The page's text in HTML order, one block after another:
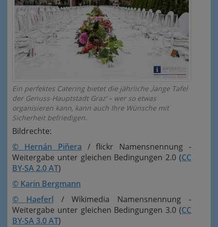
Ein perfektes Catering bietet die jährliche ‚lange Tafel
der Genuss-Hauptstadt Graz‘ – wer so etwas
organisieren kann, kann auch Ihre Wünsche mit
Sicherheit befriedigen.
Bildrechte:
© Hernán Piñera / flickr Namensnennung -
Weitergabe unter gleichen Bedingungen 2.0 (CC
BY-SA 2.0 AT)
© Karin Bergmann
© Haeferl / Wikimedia Namensnennung -
Weitergabe unter gleichen Bedingungen 3.0 (CC
BY-SA 3.0 AT)